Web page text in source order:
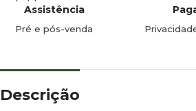
Assistência
Pré e pós-venda
Descrição